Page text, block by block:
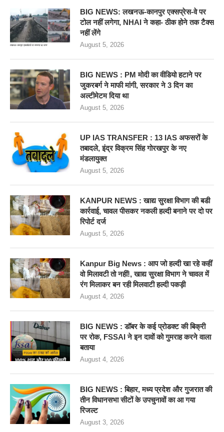
BIG NEWS: लखनऊ-कानपुर एक्सप्रेस-वे पर
टोल नहीं लगेगा, NHAI ने कहा- ठीक होने तक टैक्स
नहीं लेंगे
August 5, 2026
BIG NEWS : PM मोदी का वीडियो हटाने पर
जुकरबर्ग ने माफी मांगी, सरकार ने 3 दिन का
अल्टीमेटम दिया था
August 5, 2026
UP IAS TRANSFER : 13 IAS अफसरों के
तबादले, इंद्र विक्रम सिंह गोरखपुर के नए
मंडलायुक्त
August 5, 2026
KANPUR NEWS : खाद्य सुरक्षा विभाग की बडी
कार्रवाई, चावल पीसकर नकली हल्दी बनाने पर दो पर
रिपोर्ट दर्ज
August 5, 2026
Kanpur Big News : आप जो हल्दी खा रहे कहीं
वो मिलावटी तो नहीं!, खाद्य सुरक्षा विभाग ने चावल में
रंग मिलाकर बन रही मिलवाटी हल्दी पकड़ी
August 4, 2026
BIG NEWS : डॉबर के कई प्रोडक्ट की बिक्री
पर रोक, FSSAI ने इन दावों को गुमराह करने वाला
बताया
August 4, 2026
BIG NEWS : बिहार, मध्य प्रदेश और गुजरात की
तीन विधानसभा सीटों के उपचुनावों का आ गया
रिजल्ट
August 3, 2026